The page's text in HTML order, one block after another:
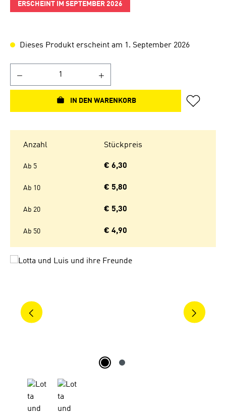
ERSCHEINT IM SEPTEMBER 2026
Dieses Produkt erscheint am 1. September 2026
IN DEN WARENKORB
Anzahl Stückpreis
Ab 5 € 6,30
Ab 10 € 5,80
Ab 20 € 5,30
Ab 50 € 4,90
Bildergalerie überspringen